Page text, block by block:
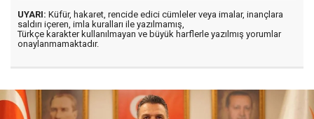
UYARI: Küfür, hakaret, rencide edici cümleler veya imalar, inançlara
saldırı içeren, imla kuralları ile yazılmamış,
Türkçe karakter kullanılmayan ve büyük harflerle yazılmış yorumlar
onaylanmamaktadır.